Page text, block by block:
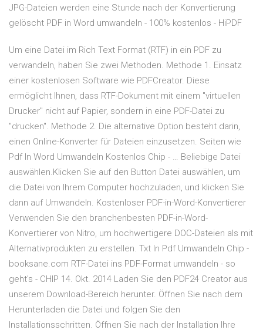
JPG-Dateien werden eine Stunde nach der Konvertierung
gelöscht PDF in Word umwandeln - 100% kostenlos - HiPDF
Um eine Datei im Rich Text Format (RTF) in ein PDF zu
verwandeln, haben Sie zwei Methoden. Methode 1. Einsatz
einer kostenlosen Software wie PDFCreator. Diese
ermöglicht Ihnen, dass RTF-Dokument mit einem "virtuellen
Drucker" nicht auf Papier, sondern in eine PDF-Datei zu
"drucken". Methode 2. Die alternative Option besteht darin,
einen Online-Konverter für Dateien einzusetzen. Seiten wie
Pdf In Word Umwandeln Kostenlos Chip - … Beliebige Datei
auswählen.Klicken Sie auf den Button Datei auswählen, um
die Datei von Ihrem Computer hochzuladen, und klicken Sie
dann auf Umwandeln. Kostenloser PDF-in-Word-Konvertierer
Verwenden Sie den branchenbesten PDF-in-Word-
Konvertierer von Nitro, um hochwertigere DOC-Dateien als mit
Alternativprodukten zu erstellen. Txt In Pdf Umwandeln Chip -
booksane.com RTF-Datei ins PDF-Format umwandeln - so
geht's - CHIP 14. Okt. 2014 Laden Sie den PDF24 Creator aus
unserem Download-Bereich herunter. Öffnen Sie nach dem
Herunterladen die Datei und folgen Sie den
Installationsschritten. Öffnen Sie nach der Installation Ihre